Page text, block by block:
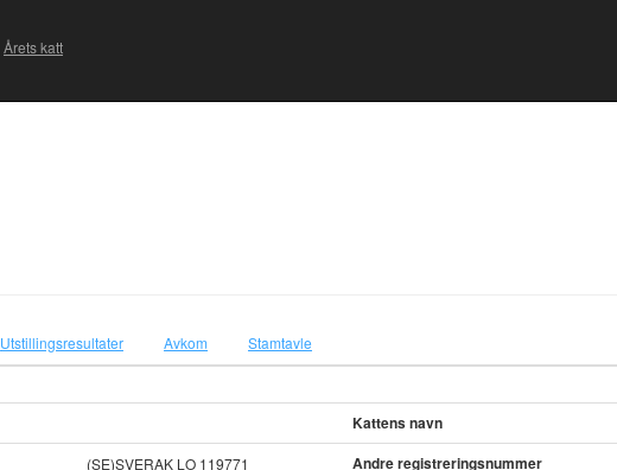
Årets katt
Utstillingsresultater Avkom Stamtavle
Kattens navn
(SE)SVERAK LO 119771
Andre registreringsnummer